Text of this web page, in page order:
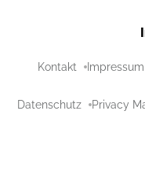
Kontakt Impressum
Datenschutz Privacy